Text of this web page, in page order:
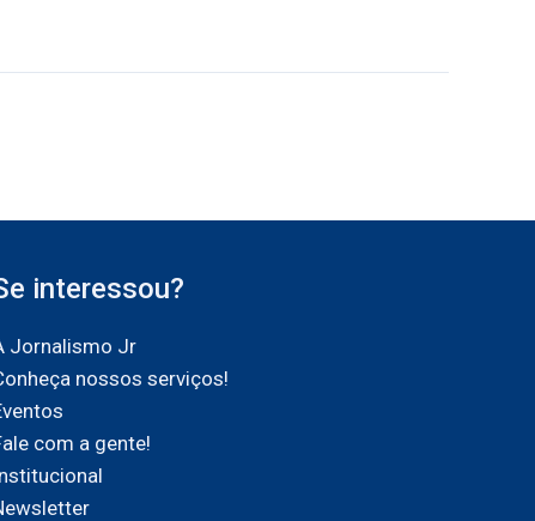
interessou?
Jornalismo Jr
nossos serviços!
com a gente!